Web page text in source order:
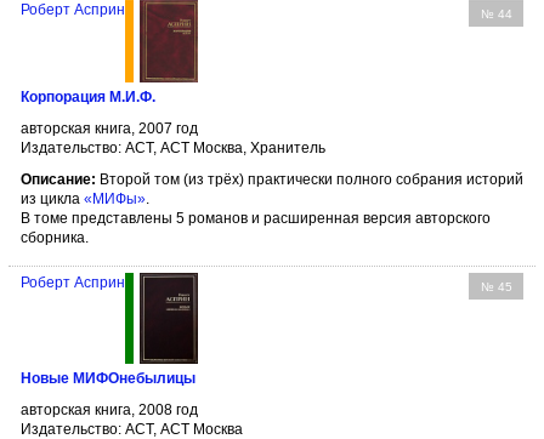
№ 44
Роберт Асприн
Корпорация М.И.Ф.
авторская книга, 2007 год
Издательство: АСТ, АСТ Москва, Хранитель
Описание: Второй том (из трёх) практически полного собрания историй
из цикла «МИФы»
В томе представлены 5 романов и расширенная версия авторского
сборника.
№ 45
Роберт Асприн
Новые МИФОнебылицы
авторская книга, 2008 год
Издательство: АСТ, АСТ Москва